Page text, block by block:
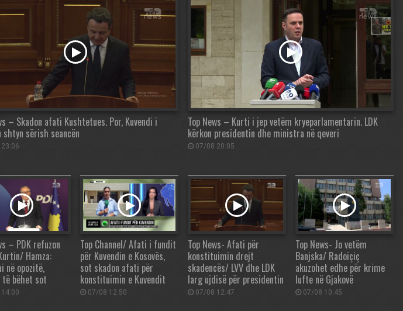
– Skadon afati Kushtetues. Por, Kuvendi i
shtyn sërish seancën
Top News – Kurti i jep vetëm kryeparlamentarin. LDK
kërkon presidentin dhe ministra në qeveri
07/08 20:05
– PDK refuzon
Hamza:
në opozitë,
të bëhet sot
Top Channel/ Afati i fundit
për Kuvendin e Kosovës,
sot skadon afati për
konstituimin e Kuvendit
07/08 12:50
Top News- Afati për
konstituimin drejt
skadencës/ LVV dhe LDK
larg ujdisë për presidentin
07/08 12:47
Top News- Jo vetëm
Banjska/ Radoiçiç
akuzohet edhe për krime
lufte në Gjakovë
07/08 10:45